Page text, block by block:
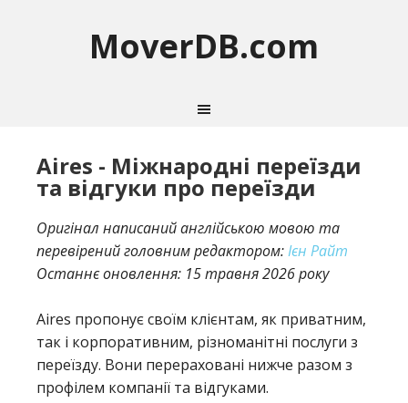
MoverDB.com
Aires - Міжнародні переїзди
та відгуки про переїзди
Оригінал написаний англійською мовою та
перевірений головним редактором:Ієн Райт
Останнє оновлення: 15 травня 2026 року
Aires пропонує своїм клієнтам, як приватним,
так і корпоративним, різноманітні послуги з
переїзду. Вони перераховані нижче разом з
профілем компанії та відгуками.